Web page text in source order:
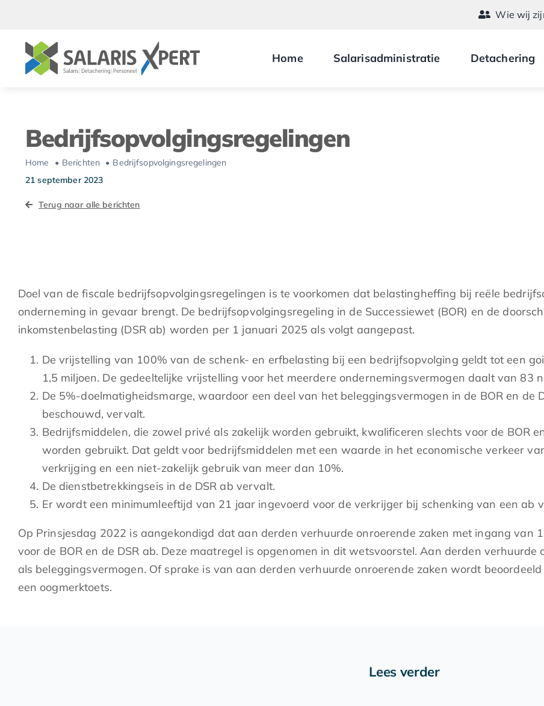
inhoud
Wie wij
Home Salarisadministratie Detachering
Bedrijfsopvolgingsregelingen
Home Berichten
Bedrijfsopvolgingsregelingen
21 september 2023
Terug naar alle berichten
Doel van de fiscale bedrijfsopvolgingsregelingen is te voorkomen dat belastingheffing bij reële
onderneming in gevaar brengt. De bedrijfsopvolgingsregeling in de Successiewet (BOR) en de
inkomstenbelasting (DSR ab) worden per 1 januari 2025 als volgt aangepast.
De vrijstelling van 100% van de schenk- en erfbelasting bij een bedrijfsopvolging geldt tot een
1,5 miljoen. De gedeeltelijke vrijstelling voor het meerdere ondernemingsvermogen daalt van 83
De 5%-doelmatigheidsmarge, waardoor een deel van het beleggingsvermogen in de BOR en de
beschouwd, vervalt.
Bedrijfsmiddelen, die zowel privé als zakelijk worden gebruikt, kwalificeren slechts voor de BOR
worden gebruikt. Dat geldt voor bedrijfsmiddelen met een waarde in het economische verkeer
verkrijging en een niet-zakelijk gebruik van meer dan 10%.
De dienstbetrekkingseis in de DSR ab vervalt.
Er wordt een minimumleeftijd van 21 jaar ingevoerd voor de verkrijger bij schenking van een ab
Op Prinsjesdag 2022 is aangekondigd dat aan derden verhuurde onroerende zaken met ingang van
voor de BOR en de DSR ab. Deze maatregel is opgenomen in dit wetsvoorstel. Aan derden
als beleggingsvermogen. Of sprake is van aan derden verhuurde onroerende zaken wordt
een oogmerktoets.
Lees verder